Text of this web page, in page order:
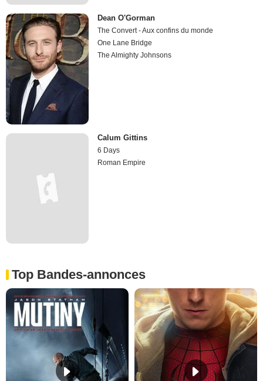
Dean O'Gorman
The Convert - Aux confins du monde
One Lane Bridge
The Almighty Johnsons
Calum Gittins
6 Days
Roman Empire
Top Bandes-annonces